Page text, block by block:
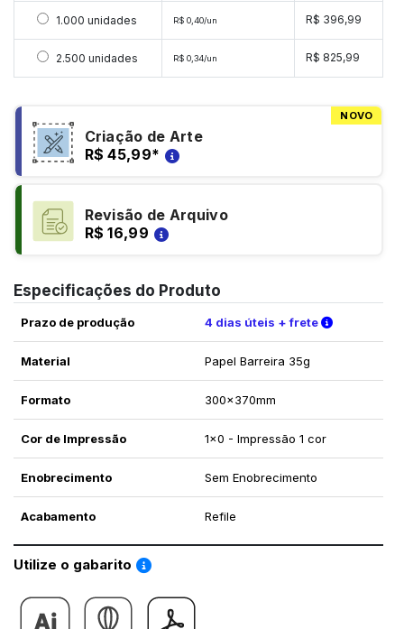
Selecionar 1000 unidades
1.000 unidades R$ 0,40/un R$ 396,99
Selecionar 2500 unidades
2.500 unidades R$ 0,34/un R$ 825,99
NOVO
Criação de Arte
R$ 45,99*
Revisão de Arquivo
R$ 16,99
Especificações do Produto
Prazo de produção 4 dias úteis + frete Verifique
Material Papel Barreira 35g
Formato 300x370mm
Cor de Impressão 1x0 - Impressão 1 cor
Enobrecimento Sem Enobrecimento
Acabamento Refile
Utilize o gabarito Saiba como utilizar os nossos gabaritos